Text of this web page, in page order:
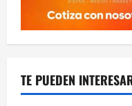
TE PUEDEN